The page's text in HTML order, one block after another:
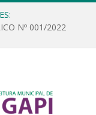
Nº 001/2022